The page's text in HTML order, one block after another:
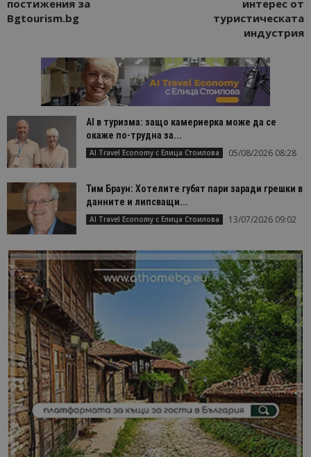
постижения за
Bgtourism.bg
интерес от
туристическата
индустрия
AI в туризма: защо камериерка може да се
окаже по-трудна за...
AI Travel Economy с Елица Стоилова 05/08/2026 08:28
Тим Браун: Хотелите губят пари заради грешки в
данните и липсващи...
AI Travel Economy с Елица Стоилова 13/07/2026 09:02